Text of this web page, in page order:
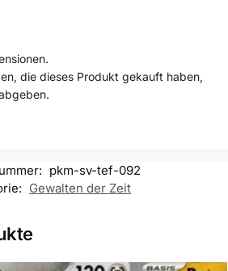
die dieses Produkt gekauft haben,
pkm-sv-tef-092
Gewalten der Zeit